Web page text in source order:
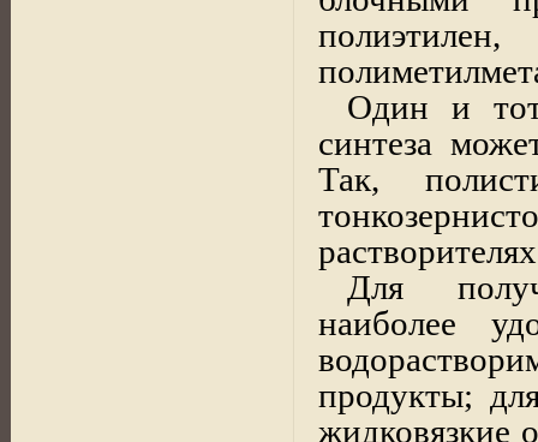
Один и
синтеза
Так,
Для
наиболее
продукты;
жидковязкие